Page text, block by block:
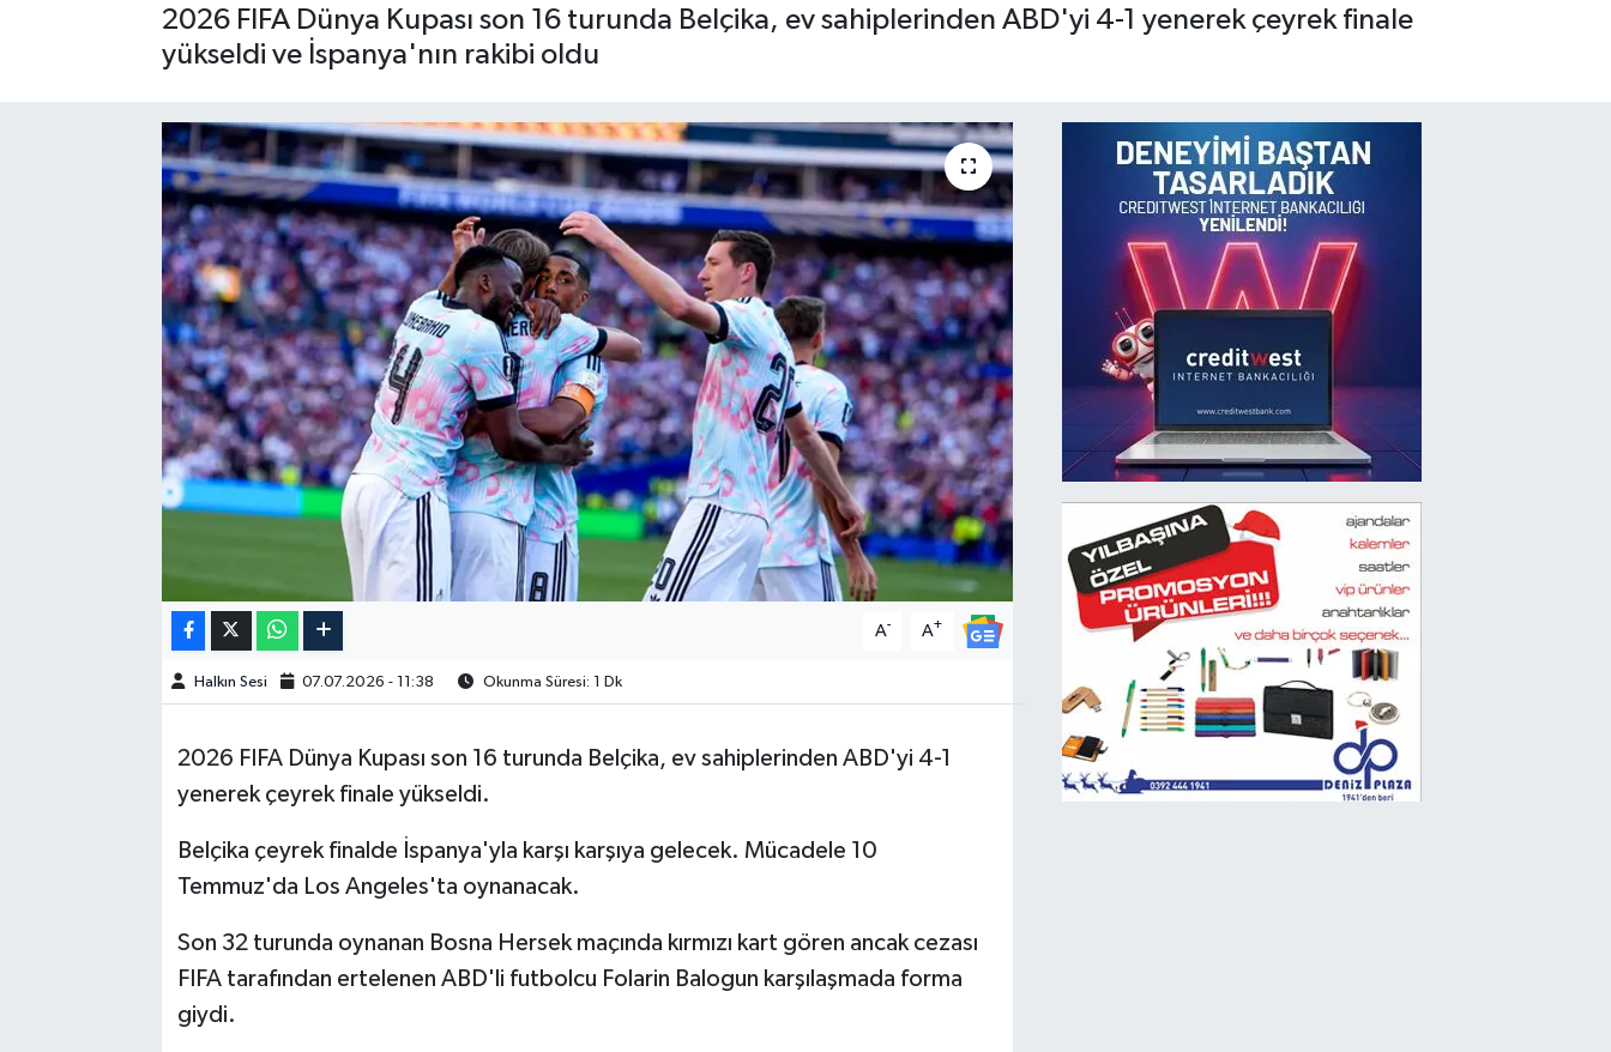
2026 FIFA Dünya Kupası son 16 turunda Belçika, ev sahiplerinden ABD'yi 4-1 yenerek çeyrek finale
yükseldi ve İspanya'nın rakibi oldu
A- A+
Halkın Sesi 07.07.2026 - 11:38 Okunma Süresi: 1 Dk
2026 FIFA Dünya Kupası son 16 turunda Belçika, ev sahiplerinden ABD'yi 4-1
yenerek çeyrek finale yükseldi.
Belçika çeyrek finalde İspanya'yla karşı karşıya gelecek. Mücadele 10
Temmuz'da Los Angeles'ta oynanacak.
Son 32 turunda oynanan Bosna Hersek maçında kırmızı kart gören ancak cezası
FIFA tarafından ertelenen ABD'li futbolcu Folarin Balogun karşılaşmada forma
giydi.